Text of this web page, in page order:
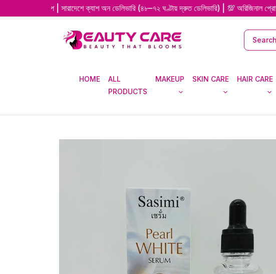
শপ | সারাদেশে ক্যাশ অন ডেলিভারি (৪৮–৭২ ঘণ্টায় দ্রুত ডেলিভারি) | 💯 অরিজিনাল প্রোডাক্ট
HOME
ALL
PRODUCTS
MAKEUP SKIN CARE HAIR CARE